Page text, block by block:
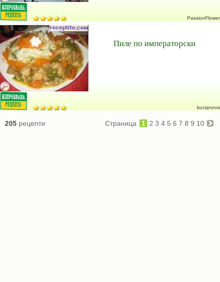
PassionFlower
Пиле по императорски
kuciqnova
205 рецепти Страница 1 2 3 4 5 6 7 8 9 10